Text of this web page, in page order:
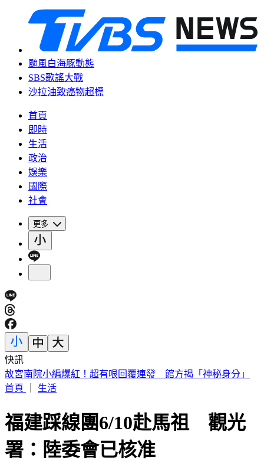
颱風白海豚動態
SBS歌謠大戰
沙拉油致癌物超標
首頁
即時
生活
政治
娛樂
國際
社會
更多
快訊
外傳石崇良辭衛福部長？政院回應了：無相關討論
首頁
生活
福建踩線團6/10赴馬祖 觀光
署：陸委會已核准